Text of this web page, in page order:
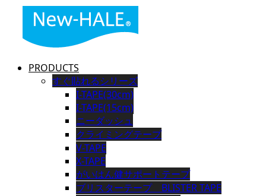
PRODUCTS
すぐ貼れるシリーズ
I-TAPE(30cm)
I-TAPE(15cm)
ニーダッシュ
クライミングテープ
V-TAPE
X-TAPE
がいはん健サポートテープ
ブリスターテープ BLISTER TAPE